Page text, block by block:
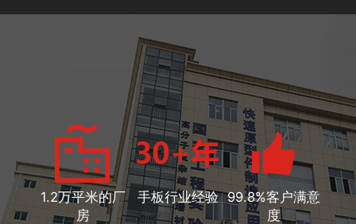
1.2万平米的厂
房
手板行业经验 99.8%客户满意
度